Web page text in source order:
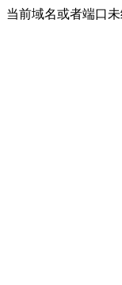
当前域名或者端口